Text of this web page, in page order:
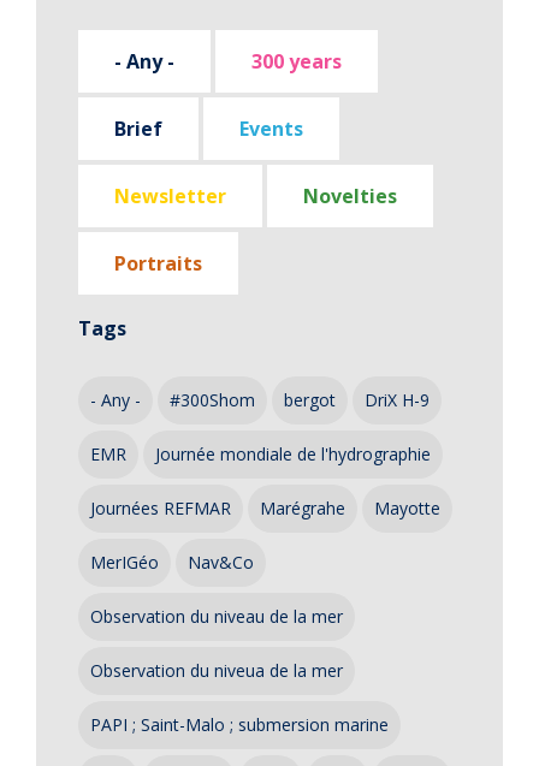
- Any - 300 years
Brief Events
Newsletter Novelties
Portraits
Tags
- Any - #300Shom bergot DriX H-9
EMR Journée mondiale de l'hydrographie
Journées REFMAR Marégrahe Mayotte
MerIGéo Nav&Co
Observation du niveau de la mer
Observation du niveua de la mer
PAPI ; Saint-Malo ; submersion marine